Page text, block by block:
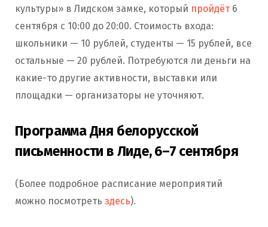
культуры» в Лидском замке, который пройдёт6
сентября с 10:00 до 20:00. Стоимость входа:
школьники — 10 рублей, студенты — 15 рублей, все
остальные — 20 рублей. Потребуются ли деньги на
какие-то другие активности, выставки или
площадки — организаторы не уточняют.
Программа Дня белорусской
письменности в Лиде,6–7 сентября
(Более подробное расписание мероприятий
можно посмотреть здесь).